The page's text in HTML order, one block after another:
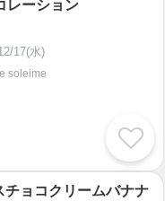
レーション
17(水)
soleime
チョコクリームバナナ